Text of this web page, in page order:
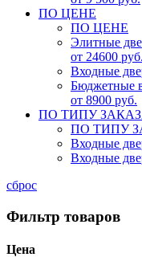
ПО ЦЕНЕ
ПО ЦЕНЕ
Элитные
от 24600 руб.
Входные
Бюджетные
от 8900 руб.
ПО ТИПУ
ПО ТИПУ
Входные
Входные
сброс
Фильтр товаров
Цена